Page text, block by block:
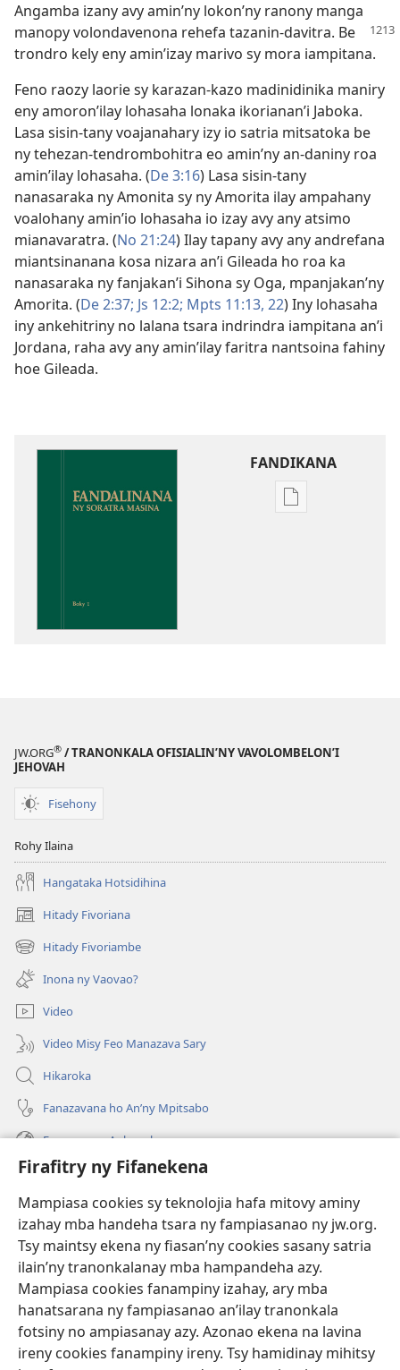
Firafitry ny Fifanekena
Mampiasa cookies sy teknolojia hafa mitovy aminy
izahay mba handeha tsara ny fampiasanao ny jw.org.
Tsy maintsy ekena ny fiasan’ny cookies sasany satria
ilain’ny tranonkalanay mba hampandeha azy.
Mampiasa cookies fanampiny izahay, ary mba
hanatsarana ny fampiasanao an’ilay tranonkala
fotsiny no ampiasanay azy. Azonao ekena na lavina
ireny cookies fanampiny ireny. Tsy hamidinay mihitsy
Angamba izany avy amin’ny lokon’ny ranony manga
manopy volondavenona rehefa tazanin-davitra. Be
trondro kely eny amin’izay marivo sy mora iampitana.
Feno raozy laorie sy karazan-kazo madinidinika maniry
eny amoron’ilay lohasaha lonaka ikorianan’i Jaboka.
Lasa sisin-tany voajanahary izy io satria mitsatoka be
ny tehezan-tendrombohitra eo amin’ny an-daniny roa
amin’ilay lohasaha. (De 3:16) Lasa sisin-tany
nanasaraka ny Amonita sy ny Amorita ilay ampahany
voalohany amin’io lohasaha io izay avy any atsimo
mianavaratra. (No 21:24) Ilay tapany avy any andrefana
miantsinanana kosa nizara an’i Gileada ho roa ka
nanasaraka ny fanjakan’i Sihona sy Oga, mpanjakan’ny
Amorita. (De 2:37; Js 12:2; Mpts 11:13, 22) Iny lohasaha
iny ankehitriny no lalana tsara indrindra iampitana an’i
Jordana, raha avy any amin’ilay faritra nantsoina fahiny
hoe Gileada.
FANDIKANA
Fandikana
JW.ORG® / TRANONKALA OFISIALIN’NY VAVOLOMBELON’I
JEHOVAH
Fisehony
Rohy Ilaina
Hangataka Hotsidihina
Hitady Fivoriana
(manokatra
rohy) Hitady Fivoriambe
(manokatra
rohy) Inona ny Vaovao?
Video
Video Misy Feo Manazava Sary
Hikaroka
Fanazavana ho An’ny Mpitsabo
Fanazavana Ankapobeny
Fanampiana
Fanomezana
(manokatra
rohy)
FITEHIRIZAM-BOKIN’NY Vavolombelon’i Jehovah
(manokatra
rohy)
JW Hub
(manokatra
rohy)
JW Library